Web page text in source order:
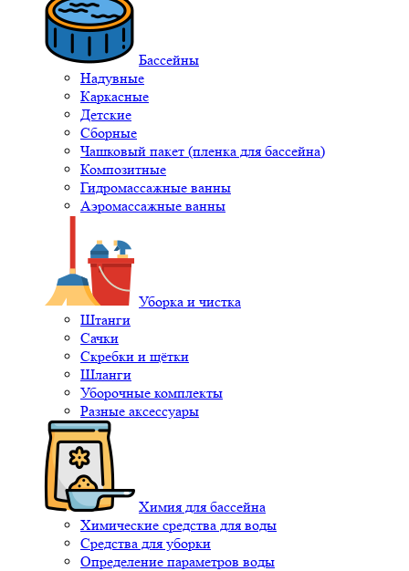
Бассейны
Надувные
Каркасные
Детские
Сборные
Чашковый пакет (пленка для бассейна)
Композитные
Гидромассажные ванны
Аэромассажные ванны
Уборка и чистка
Штанги
Сачки
Скребки и щётки
Шланги
Уборочные комплекты
Разные аксессуары
Химия для бассейна
Химические средства для воды
Средства для уборки
Определение параметров воды